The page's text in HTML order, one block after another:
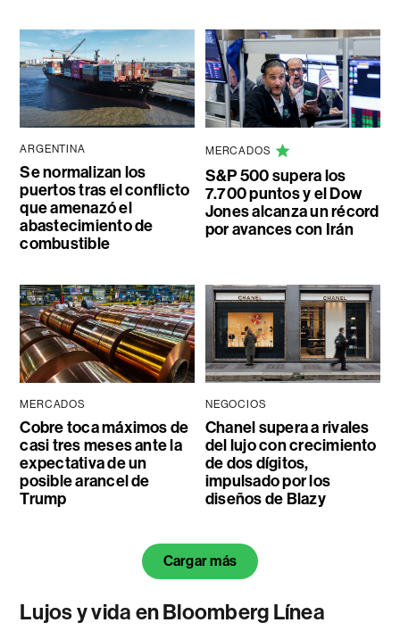
ARGENTINA
Se normalizan los
puertos tras el conflicto
que amenazó el
abastecimiento de
combustible
MERCADOS
S&P 500 supera los
7.700 puntos y el Dow
Jones alcanza un récord
por avances con Irán
MERCADOS
Cobre toca máximos de
casi tres meses ante la
expectativa de un
posible arancel de
Trump
NEGOCIOS
Chanel supera a rivales
del lujo con crecimiento
de dos dígitos,
impulsado por los
diseños de Blazy
Cargar más
Lujos y vida en Bloomberg Línea